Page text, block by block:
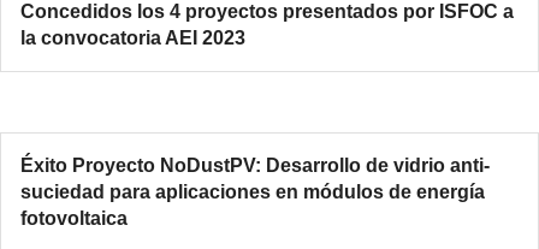
Concedidos los 4 proyectos presentados por ISFOC a
la convocatoria AEI 2023
Éxito Proyecto NoDustPV: Desarrollo de vidrio anti-
suciedad para aplicaciones en módulos de energía
fotovoltaica